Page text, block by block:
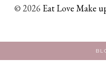
©2026 Eat Love Make